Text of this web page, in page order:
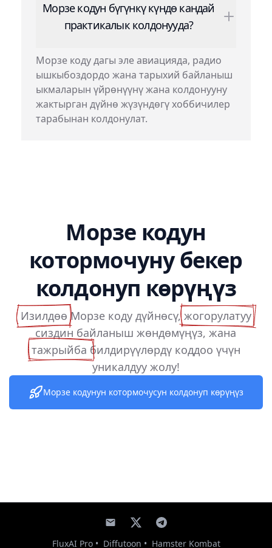
Морзе кодун бүгүнкү күндө кандай
практикалык колдонууда?
Морзе коду дагы эле авиацияда, радио
ышкыбоздордо жана тарыхий байланыш
ыкмаларын үйрөнүүнү жана колдонууну
жактырган дүйнө жүзүндөгү хоббичилер
тарабынан колдонулат.
Морзе кодун
котормочуну бекер
колдонуп көрүңүз
Изилдөө Морзе коду дүйнөсү, жогорулатуу
сиздин байланыш жөндөмүңүз, жана
тажрыйба билдирүүлөрдү коддоо үчүн
уникалдуу жолу!
Морзе кодунун котормочусун колдонуп көрүңүз
FluxAI Pro• Diffutoon • Hamster Kombat